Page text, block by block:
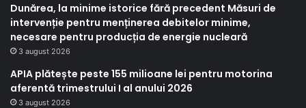
Dunărea, la minime istorice fără precedent Măsuri de
intervenție pentru menținerea debitelor minime,
necesare pentru producția de energie nucleară
3 august 2026
APIA plătește peste 155 milioane lei pentru motorina
aferentă trimestrului I al anului 2026
3 august 2026